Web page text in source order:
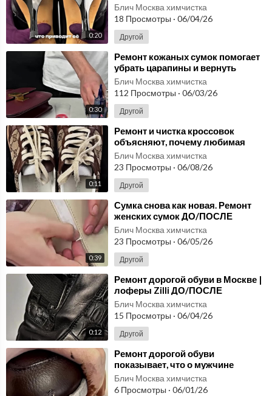
0:20
Блич Москва химчистка
18 Просмотры · 06/04/26
Другой
0:30
⁣Ремонт кожаных сумок помогает
убрать царапины и вернуть
аккуратный вид | ДО/ПОСЛЕ
Блич Москва химчистка
112 Просмотры · 06/03/26
Другой
0:11
⁣Ремонт и чистка кроссовок
объясняют, почему любимая
пара однажды оказывается у
мастера | ДО/ПОСЛЕ
Блич Москва химчистка
23 Просмотры · 06/08/26
Другой
0:39
⁣Сумка снова как новая. Ремонт
женских сумок ДО/ПОСЛЕ
Блич Москва химчистка
23 Просмотры · 06/05/26
Другой
0:12
⁣Ремонт дорогой обуви в Москве |
лоферы Zilli ДО/ПОСЛЕ
Блич Москва химчистка
15 Просмотры · 06/04/26
Другой
⁣Ремонт дорогой обуви
показывает, что о мужчине
говорит его пара ещё до первых
слов | ДО/ПОСЛЕ
Блич Москва химчистка
6 Просмотры · 06/01/26